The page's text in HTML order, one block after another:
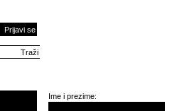
Prijavi se
Ime i prezime: